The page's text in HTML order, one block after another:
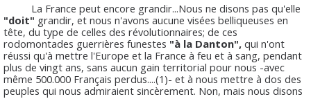
La France peut encore grandir...Nous ne disons pas qu'elle
"doit" grandir, et nous n'avons aucune visées belliqueuses en
tête, du type de celles des révolutionnaires; de ces
rodomontades guerrières funestes "à la Danton", qui n'ont
réussi qu'à mettre l'Europe et la France à feu et à sang, pendant
plus de vingt ans, sans aucun gain territorial pour nous -avec
même 500.000 Français perdus....(1)- et à nous mettre à dos des
peuples qui nous admiraient sincèrement. Non, mais nous disons